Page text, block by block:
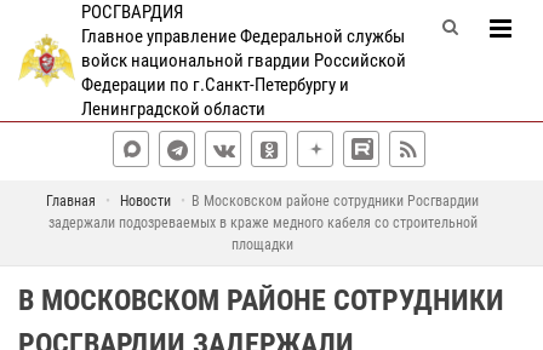
РОСГВАРДИЯ
Главное управление Федеральной службы
войск национальной гвардии Российской
Федерации по г.Санкт-Петербургу и
Ленинградской области
Главная Новости
В Московском районе сотрудники Росгвардии
задержали подозреваемых в краже медного кабеля со строительной
площадки
В МОСКОВСКОМ РАЙОНЕ СОТРУДНИКИ